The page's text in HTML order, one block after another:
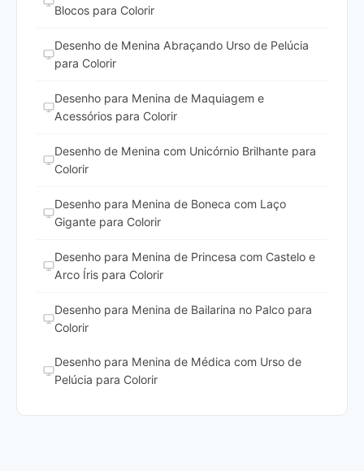
Blocos para Colorir
Desenho de Menina Abraçando Urso de Pelúcia
para Colorir
Desenho para Menina de Maquiagem e
Acessórios para Colorir
Desenho de Menina com Unicórnio Brilhante para
Colorir
Desenho para Menina de Boneca com Laço
Gigante para Colorir
Desenho para Menina de Princesa com Castelo e
Arco Íris para Colorir
Desenho para Menina de Bailarina no Palco para
Colorir
Desenho para Menina de Médica com Urso de
Pelúcia para Colorir